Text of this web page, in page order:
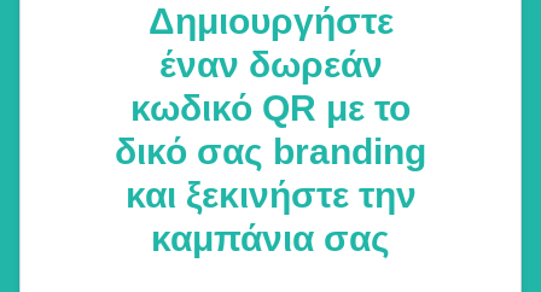
Δημιουργήστε
έναν δωρεάν
κωδικό QR με το
δικό σας branding
και ξεκινήστε την
καμπάνια σας